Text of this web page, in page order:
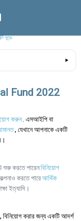
ফান্ড
Fund 2022
করুন. এসআইপি বা
, যেখানে আপনাকে একটি
শুরু করতে পারেনবিনিয়োগ
করতে পারেআর্থিক
ইত্যাদি।
, বিনিয়োগ করার জন্য একটি আদর্শ